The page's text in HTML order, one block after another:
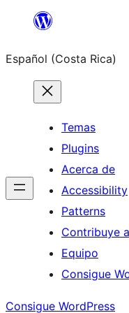
Saltar
contenido
Español (Costa Rica)
Temas
Plugins
Acerca de
Accessibility
Patterns
Contribuye
Equipo
Consigue
Consigue WordPress